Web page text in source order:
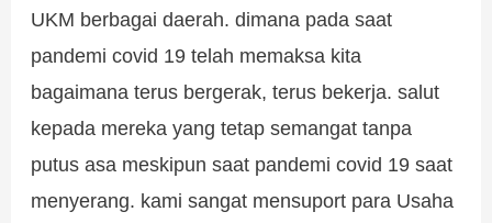
UKM berbagai daerah. dimana pada saat
pandemi covid 19 telah memaksa kita
bagaimana terus bergerak, terus bekerja. salut
kepada mereka yang tetap semangat tanpa
putus asa meskipun saat pandemi covid 19 saat
menyerang. kami sangat mensuport para Usaha